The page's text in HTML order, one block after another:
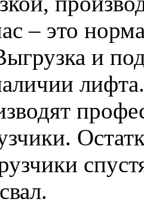
– это
и